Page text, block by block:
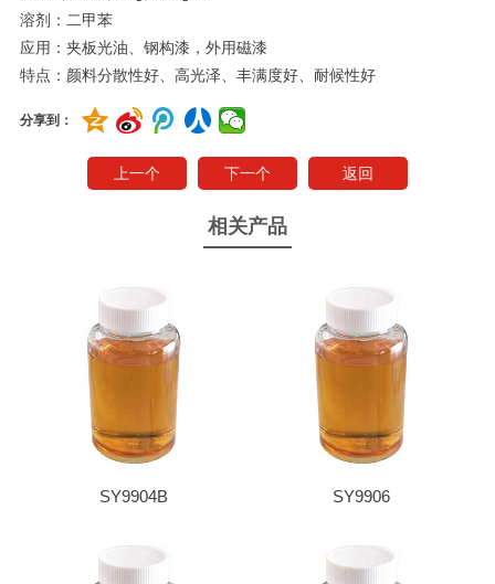
溶剂：二甲苯
应用：夹板光油、钢构漆，外用磁漆
特点：颜料分散性好、高光泽、丰满度好、耐候性好
分享到：
上一个 下一个 返回
相关产品
SY9904B SY9906